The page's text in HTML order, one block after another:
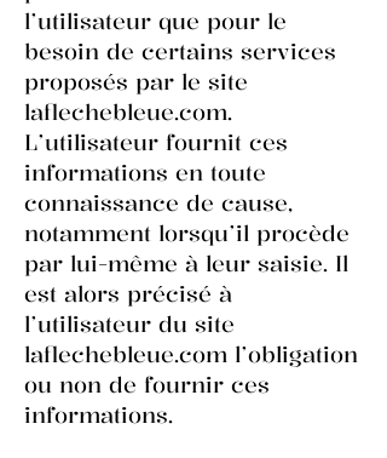
l’utilisateur que pour le
besoin de certains services
proposés par le site
laflechebleue.com.
L’utilisateur fournit ces
informations en toute
connaissance de cause,
notamment lorsqu’il procède
par lui-même à leur saisie. Il
est alors précisé à
l’utilisateur du site
laflechebleue.com l’obligation
ou non de fournir ces
informations.